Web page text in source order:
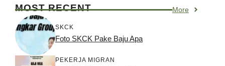
MOST RECENT More
SKCK
Foto SKCK Pake Baju Apa
PEKERJA MIGRAN